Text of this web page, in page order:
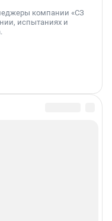
компании «СЗ
испытаниях и